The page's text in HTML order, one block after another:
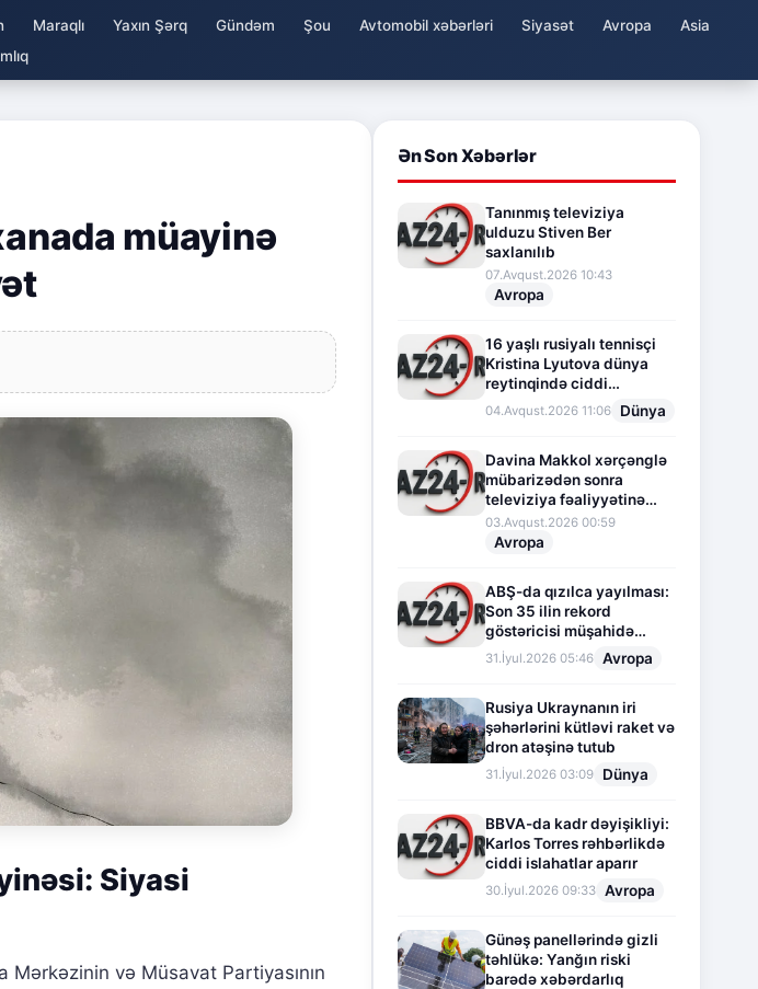
Maraqlı Yaxın Şərq Gündəm Şou Avtomobil xəbərləri Siyasət Avropa
Asia
müayinə
Siyasi
Mərkəzinin və Müsavat Partiyasının
Ən Son Xəbərlər
Tanınmış televiziya
ulduzu Stiven Ber
saxlanılıb
07.Avqust.2026 10:43
Avropa
16 yaşlı rusiyalı tennisçi
Kristina Lyutova dünya
reytinqində ciddi
irəliləyişə imza atdı
04.Avqust.2026 11:06 Dünya
Davina Makkol xərçənglə
mübarizədən sonra
televiziya fəaliyyətinə
fasilə verir
03.Avqust.2026 00:59
Avropa
ABŞ-da qızılca yayılması:
Son 35 ilin rekord
göstəricisi müşahidə
olunur
31.İyul.2026 05:46 Avropa
Rusiya Ukraynanın iri
şəhərlərini kütləvi raket və
dron atəşinə tutub
31.İyul.2026 03:09 Dünya
BBVA-da kadr dəyişikliyi:
Karlos Torres rəhbərlikdə
ciddi islahatlar aparır
30.İyul.2026 09:33 Avropa
Günəş panellərində gizli
təhlükə: Yanğın riski
barədə xəbərdarlıq